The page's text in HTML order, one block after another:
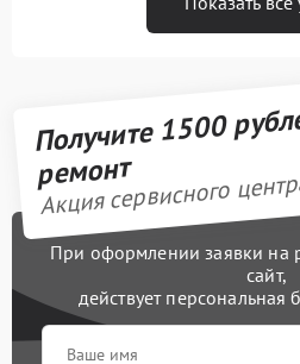
Получите 1500
ремонт
Акция сервисного
При оформлении заявки на
сайт,
действует персональная